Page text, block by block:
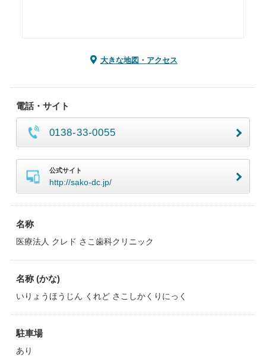
大きな地図・アクセス
電話・サイト
0138-33-0055
公式サイト
http://sako-dc.jp/
名称
医療法人 クレド さこ歯科クリニック
名称 (かな)
いりょうほうじん くれど さこしかくりにっく
駐車場
あり